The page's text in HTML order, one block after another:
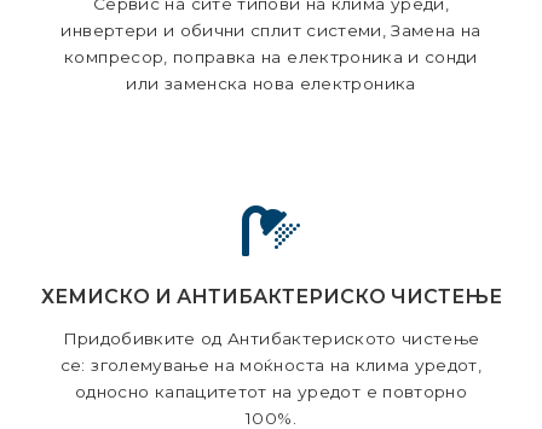
Сервис на сите типови на клима уреди,
инвертери и обични сплит системи, Замена на
компресор, поправка на електроника и сонди
или заменска нова електроника
ХЕМИСКО И АНТИБАКТЕРИСКО ЧИСТЕЊЕ
Придобивките од Антибактериското чистење
се: зголемување на моќноста на клима уредот,
односно капацитетот на уредот е повторно
100%.